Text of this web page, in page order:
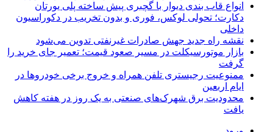
انواع قاب بندی دیوار با گچبری پیش ساخته پلی یورتان
دکارت؛ تحولی لوکس، فوری و بدون تخریب در دکوراسیون
داخلی
نقشه راه جدید جهش صادرات غیرنفتی تدوین می‌شود
بازار موتورسیکلت در مسیر صعود قیمت؛ تعمیر جای خرید را
گرفت
ممنوعیت رجیستری تلفن همراه و خروج برخی خودروها در
ایام اربعین
محدودیت برق شهرک‌های صنعتی به یک روز در هفته کاهش
یافت